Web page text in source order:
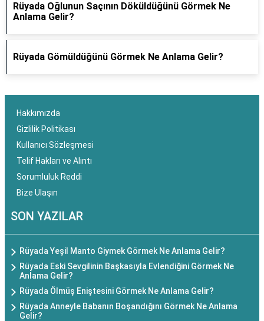
Rüyada Oğlunun Saçının Döküldüğünü Görmek Ne
Anlama Gelir?
Rüyada Gömüldüğünü Görmek Ne Anlama Gelir?
Hakkımızda
Gizlilik Politikası
Kullanıcı Sözleşmesi
Telif Hakları ve Alıntı
Sorumluluk Reddi
Bize Ulaşın
SON YAZILAR
Rüyada Yeşil Manto Giymek Görmek Ne Anlama Gelir?
Rüyada Eski Sevgilinin Başkasıyla Evlendiğini Görmek Ne
Anlama Gelir?
Rüyada Ölmüş Eniştesini Görmek Ne Anlama Gelir?
Rüyada Anneyle Babanın Boşandığını Görmek Ne Anlama
Gelir?